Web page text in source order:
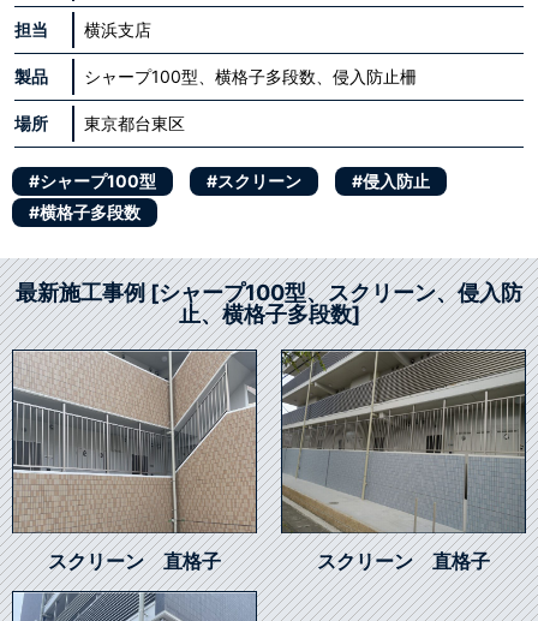
担当 横浜支店
製品 シャープ100型、横格子多段数、侵入防止柵
場所 東京都台東区
#シャープ100型 #スクリーン
#侵入防止
#横格子多段数
最新施工事例 [シャープ100型、スクリーン、侵入防
止、横格子多段数]
スクリーン 直格子 スクリーン 直格子